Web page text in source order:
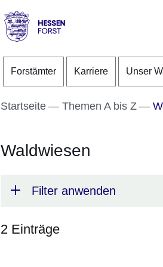
Direkt zum Kopf der
Direkt zum Inhalt
Direkt zum Fuß der
Forst
Forstämter Karriere Unser
Startseite Themen A bis Z
Waldwiesen
Filter anwenden
2 Einträge